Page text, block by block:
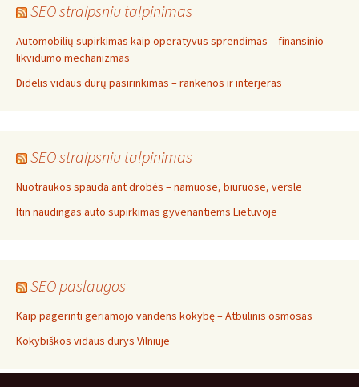
SEO straipsniu talpinimas
Automobilių supirkimas kaip operatyvus sprendimas – finansinio
likvidumo mechanizmas
Didelis vidaus durų pasirinkimas – rankenos ir interjeras
SEO straipsniu talpinimas
Nuotraukos spauda ant drobės – namuose, biuruose, versle
Itin naudingas auto supirkimas gyvenantiems Lietuvoje
SEO paslaugos
Kaip pagerinti geriamojo vandens kokybę – Atbulinis osmosas
Kokybiškos vidaus durys Vilniuje